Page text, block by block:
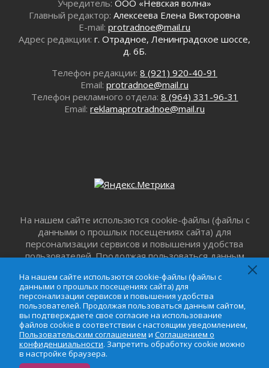
операторов БПЛА
02 августа 2026
В Ивангороде появилась «Избушка-
воробушка»
Юхла, мука, кантеле и Водяной
Лето катится с горки
01 августа 2026
Безмолвный крик о помощи
01 августа 2026
В музей всей семьёй
Без заявлений и очередей
01 августа 2026
Не женское это дело...уверены?
01 августа 2026
Все силы в кулак
01 августа 2026
Учредитель: ООО «Невская волна»
Главный редактор: Алексеева Елена Викторовна
E-mail: protradnoe@mail.ru
Адрес редакции: г. Отрадное, Ленинградское шоссе,
д. 6Б.
Телефон редакции: 8 (921) 920-40-91
Email: protradnoe@mail.ru
Телефон рекламного отдела: 8 (964) 331-96-31
Email: reklamaprotradnoe@mail.ru
На нашем сайте использются cookie-файлы (файлы с
данными о прошлых посещениях сайта) для
персонализации сервисов и повышения удобства
пользователей. Продолжая пользоваться данным
использование файлов cookie в соответствии с
настоящим уведомлением,Пользовательским
соглашениемиСоглашением о
конфиденциальности. Запретить обработку cookie
можно в настройке браузера.
На нашем сайте использются cookie-файлы (файлы с
данными о прошлых посещениях сайта) для
персонализации сервисов и повышения удобства
пользователей. Продолжая пользоваться данным сайтом,
вы подтверждаете свое согласие на использование
файлов cookie в соответствии с настоящим уведомлением,
Пользовательским соглашением и Соглашением о
конфиденциальности. Запретить обработку cookie можно
в настройке браузера.